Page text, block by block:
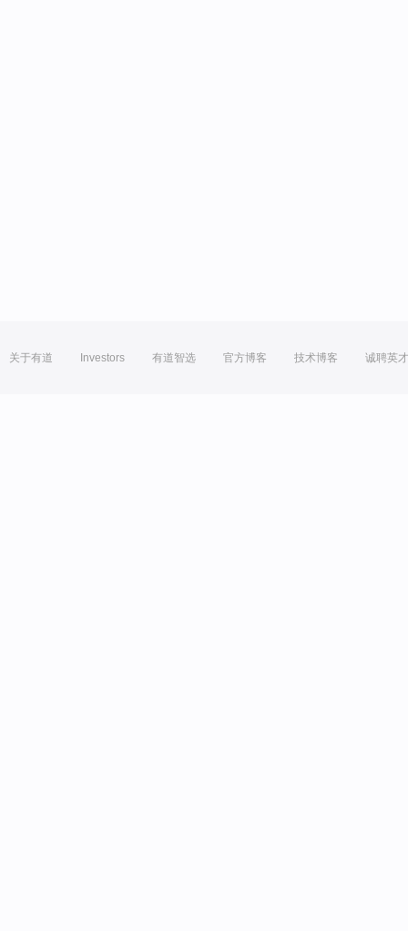
关于有道 Investors 有道智选 官方博客 技术博客 诚聘英才